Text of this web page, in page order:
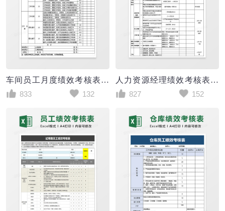
车间员工月度绩效考核表Excel表格
833
132
人力资源经理绩效考核表Excel表格
827
152